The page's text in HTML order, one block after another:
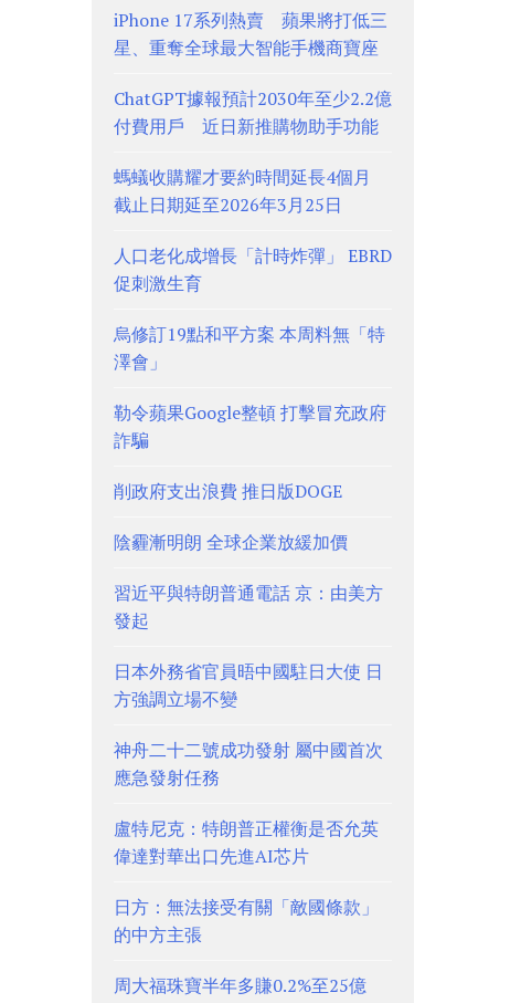
iPhone 17系列熱賣 蘋果將打低三
星、重奪全球最大智能手機商寶座
ChatGPT據報預計2030年至少2.2億
付費用戶 近日新推購物助手功能
螞蟻收購耀才要約時間延長4個月
截止日期延至2026年3月25日
人口老化成增長「計時炸彈」 EBRD
促刺激生育
烏修訂19點和平方案 本周料無「特
澤會」
勒令蘋果Google整頓 打擊冒充政府
詐騙
削政府支出浪費 推日版DOGE
陰霾漸明朗 全球企業放緩加價
習近平與特朗普通電話 京：由美方
發起
日本外務省官員晤中國駐日大使 日
方強調立場不變
神舟二十二號成功發射 屬中國首次
應急發射任務
盧特尼克：特朗普正權衡是否允英
偉達對華出口先進AI芯片
日方：無法接受有關「敵國條款」
的中方主張
周大福珠寶半年多賺0.2%至25億